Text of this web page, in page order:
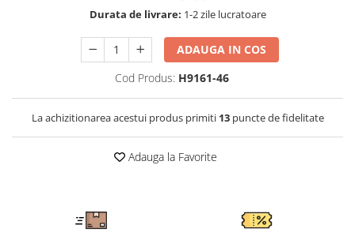
Impermeabila
Combinezoane de lucru
Costume de ploaie impermeabile
Jachete / Bluze salopeta
Durata de livrare: 1-2 zile lucratoare
ADAUGA IN COS
Cod Produs: H9161-46
La achizitionarea acestui produs primiti 13puncte de fidelitate
Adauga la Favorite